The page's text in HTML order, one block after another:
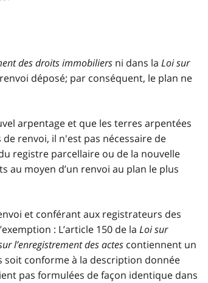
des droits immobiliers ni dans la Loi sur
déposé; par conséquent, le plan ne
arpentage et que les terres arpentées
renvoi, il n'est pas nécessaire de
registre parcellaire ou de la nouvelle
au moyen d’un renvoi au plan le plus
et conférant aux registrateurs des
: L’article 150 de la Loi sur
l’enregistrement des actes contiennent un
soit conforme à la description donnée
pas formulées de façon identique dans